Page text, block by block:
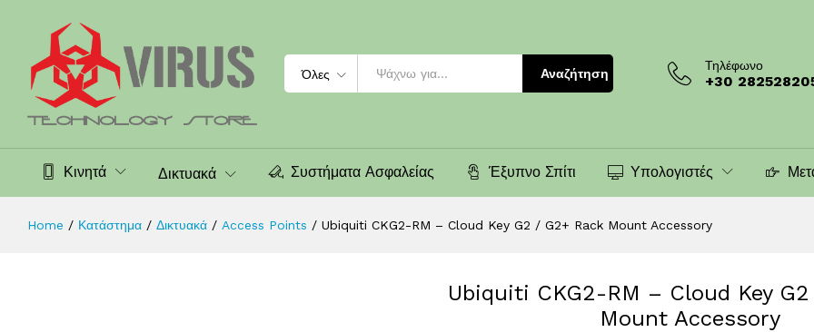
Όλες Αναζήτηση
Τηλέφωνο
+30
Κινητά Δικτυακά Συστήματα Ασφαλείας Έξυπνο Σπίτι Υπολογιστές
Home / Κατάστημα / Δικτυακά / Access Points / Ubiquiti CKG2-RM – Cloud Key G2 / G2+ Rack Mount Accessory
Ubiquiti CKG2-RM – Cloud Key
Mount Accessory
Περιγραφή